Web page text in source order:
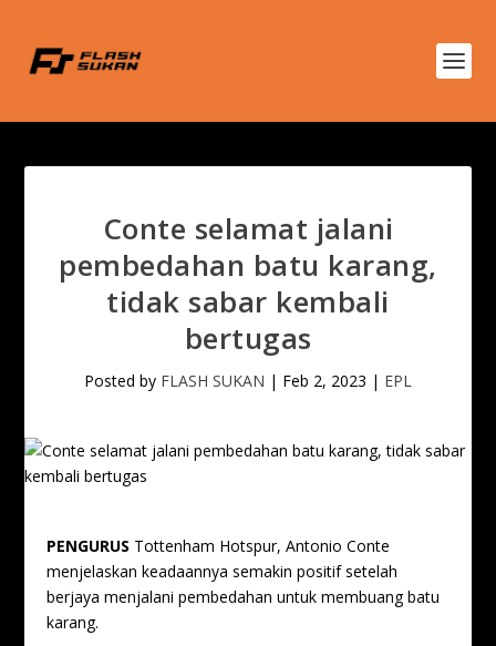
Conte selamat jalani
pembedahan batu karang,
tidak sabar kembali
bertugas
Posted by FLASH SUKAN | Feb 2, 2023 | EPL
PENGURUS Tottenham Hotspur, Antonio Conte
menjelaskan keadaannya semakin positif setelah
berjaya menjalani pembedahan untuk membuang batu
karang.